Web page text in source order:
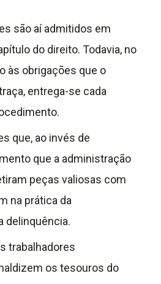
são aí admitidos em
do direito. Todavia, no
às obrigações que o
entrega-se cada
que, ao invés de
que a administração
peças valiosas com
na prática da
delinquência.
trabalhadores
os tesouros do